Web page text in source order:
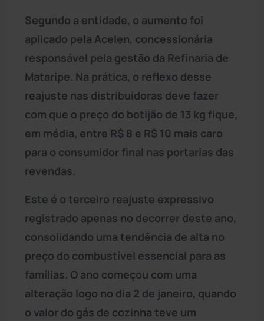
Segundo a entidade, o aumento foi
aplicado pela Acelen, concessionária
responsável pela gestão da Refinaria de
Mataripe. Na prática, o reflexo desse
reajuste nas distribuidoras deve fazer
com que o preço do botijão de 13 kg fique,
em média, entre R$ 8 e R$ 10 mais caro
para o consumidor final nas portarias das
revendas.
Este é o terceiro reajuste expressivo
registrado apenas no decorrer deste ano,
consolidando uma tendência de alta no
preço do combustível essencial para as
famílias. O ano começou com uma
alteração logo no dia 2 de janeiro, quando
o valor do gás de cozinha teve um